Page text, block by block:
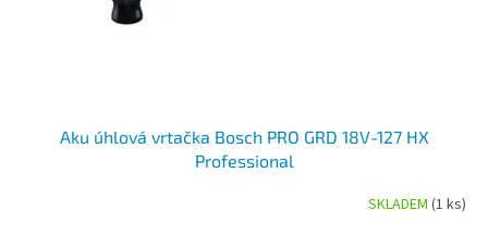
Aku úhlová vrtačka Bosch PRO GRD 18V-127 HX
Professional
SKLADEM (1 ks)